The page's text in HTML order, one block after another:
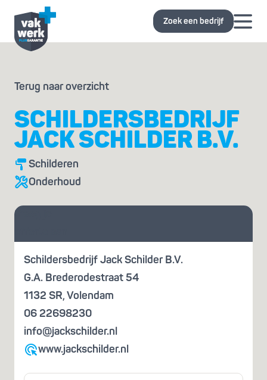
Zoek een bedrijf
Terug naar overzicht
SCHILDERSBEDRIJF
JACK SCHILDER B.V.
Schilderen
Onderhoud
Vraag je
Schildersbedrijf Jack Schilder B.V.
G.A. Brederodestraat 54
1132 SR,Volendam
06 22698230
info@jackschilder.nl
www.jackschilder.nl